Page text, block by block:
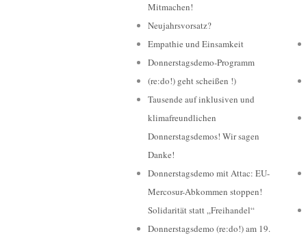
Mitmachen!
Neujahrsvorsatz?
Empathie und Einsamkeit
Donnerstagsdemo-Programm
(re:do!) geht scheißen !)
Tausende auf inklusiven und
klimafreundlichen
Donnerstagsdemos! Wir sagen
Danke!
Donnerstagsdemo mit Attac: EU-
Mercosur-Abkommen stoppen!
Solidarität statt „Freihandel“
Donnerstagsdemo (re:do!) am 19.